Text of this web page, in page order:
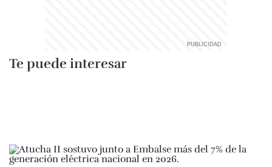
Te puede interesar